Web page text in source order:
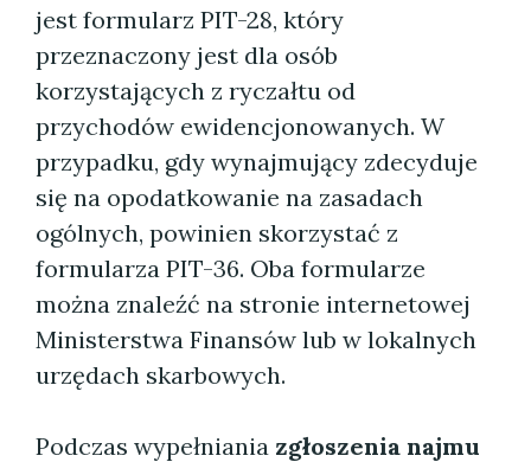
jest formularz PIT-28, który
przeznaczony jest dla osób
korzystających z ryczałtu od
przychodów ewidencjonowanych. W
przypadku, gdy wynajmujący zdecyduje
się na opodatkowanie na zasadach
ogólnych, powinien skorzystać z
formularza PIT-36. Oba formularze
można znaleźć na stronie internetowej
Ministerstwa Finansów lub w lokalnych
urzędach skarbowych.
Podczas wypełniania zgłoszenia najmu